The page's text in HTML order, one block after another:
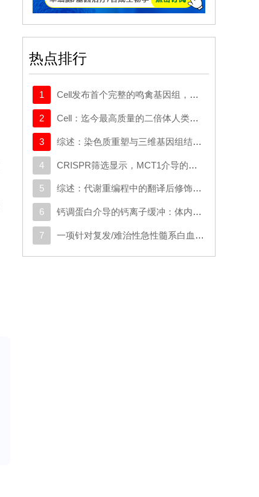
热点排行
1 Cell发布首个完整的鸣禽基因组，有助于探究发声学习
2 Cell：迄今最高质量的二倍体人类基因组构建完成
3 综述：染色质重塑与三维基因组结构在癌症中的作用：从机制研究到新的治疗策略
4 CRISPR筛选显示，MCT1介导的代谢逃逸机制可规避SMAD3的抑制作用，这一机制可作为治疗靶点
5 综述：代谢重编程中的翻译后修饰：对癌症代谢治疗和免疫治疗的启示
6 钙调蛋白介导的钙离子缓冲：体内心脏重编程的分子屏障
7 一项针对复发/难治性急性髓系白血病或原始浆细胞样树突状细胞肿瘤成人患者的CD123导向的嵌合抗原受体T细胞疗法1期试验